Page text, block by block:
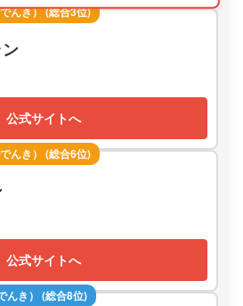
んき） (総合3位)
公式サイトへ
んき） (総合6位)
公式サイトへ
んき） (総合8位)